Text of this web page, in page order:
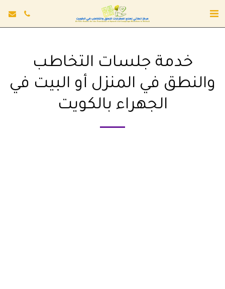
خدمة جلسات التخاطب
والنطق في المنزل أو البيت في
الجهراء بالكويت